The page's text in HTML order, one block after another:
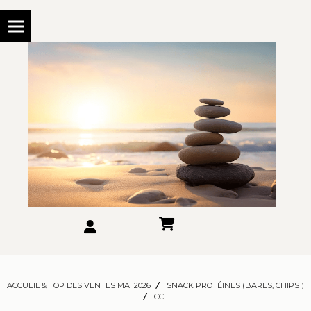
ACCUEIL & TOP DES VENTES MAI 2026
SNACK PROTÉINES (BARES, CHIPS )
CC